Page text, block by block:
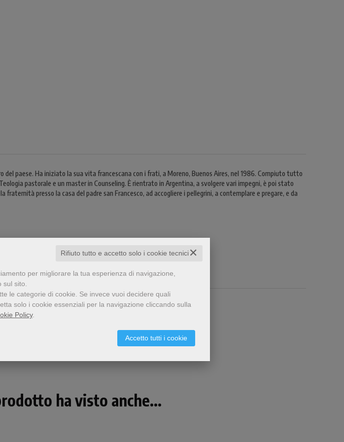
✕
Rifiuto tutto e accetto solo i cookie tecnici
per migliorare la tua esperienza di navigazione,
sito.
le categorie di cookie. Se invece vuoi decidere quali
solo i cookie essenziali per la navigazione cliccando sulla
Policy.
Accetto tutti i cookie
del paese. Ha iniziato la sua vita francescana con i frati, a Moreno, Buenos Aires, nel 1986. Compiuto tutto
pastorale e un master in Counseling. È rientrato in Argentina, a svolgere vari impegni, è poi stato
presso la casa del padre san Francesco, ad accogliere i pellegrini, a contemplare e pregare, e da
ha visto anche...